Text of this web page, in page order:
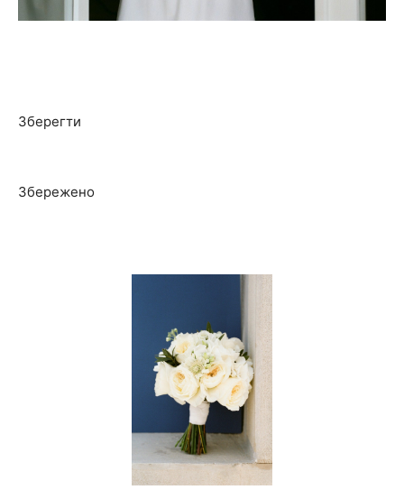
Зберегти
Збережено